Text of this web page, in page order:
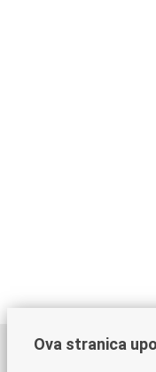
Poveznice
Ova stranica